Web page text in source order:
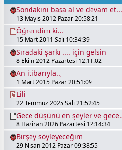
Sondakini başa al ve devam et...
13 Mayıs 2012 Pazar 20:58:21
Öğrendim ki...
15 Mart 2011 Salı 10:34:39
Sıradaki şarkı .... için gelsin
8 Ekim 2012 Pazartesi 12:11:02
An itibarıyla..,
1 Mart 2015 Pazar 20:51:09
Lili
22 Temmuz 2025 Salı 21:52:45
Gece düşünülen şeyler ve gece
şarkıları
8 Haziran 2026 Pazartesi 12:14:34
Birşey söyleyeceğim
29 Nisan 2012 Pazar 09:38:55